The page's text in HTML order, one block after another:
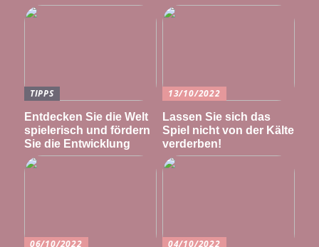
TIPPS
Entdecken Sie die Welt
spielerisch und fördern
Sie die Entwicklung
13/10/2022
Lassen Sie sich das
Spiel nicht von der Kälte
verderben!
06/10/2022 04/10/2022